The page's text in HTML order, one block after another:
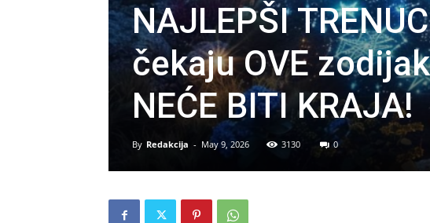
NAJLEPŠI
čekaju OVE
NEĆE BITI KRAJA!
By Redakcija - May 9, 2026 3130 0